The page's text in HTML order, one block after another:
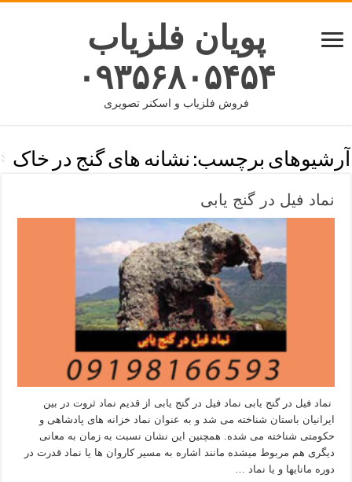
پویان فلزیاب
۰۹۳۵۶۸۰۵۴۵۴
فروش فلزیاب و اسکنر تصویری
آرشیوهای برچسب: نشانه های گنج در خاک
نماد فیل در گنج یابی
نماد فیل در گنج یابی نماد فیل در گنج یابی از قدیم نماد ثروت در بین
ایرانیان باستان شناخته می شد و به عنوان نماد خزانه های پادشاهی و
حکومتی شناخته می شده. همچنین این نشان نسبت به زمان به معانی
دیگری هم مربوط میشده مانند اشاره به مسیر کاروان ها یا نماد قدرت در
دوره مانایها و یا نماد …